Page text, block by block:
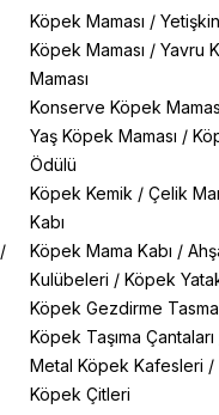
/
Köpek Maması /Yetişkin
Köpek Maması /Yavru
Maması
Konserve Köpek
Yaş Köpek Maması /
Ödülü
Köpek Kemik /Çelik
Kabı
Köpek Mama Kabı /
Kulübeleri /Köpek
Köpek Gezdirme
Köpek Taşıma Çantaları
Metal Köpek Kafesleri /
Köpek Çitleri